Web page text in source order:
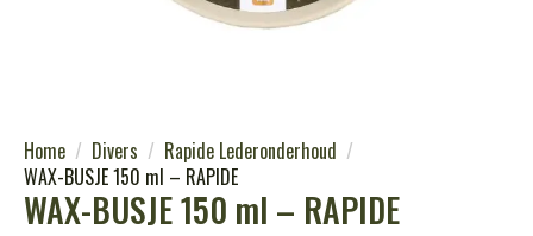
Home Divers
Rapide Lederonderhoud
WAX-BUSJE 150 ml – RAPIDE
WAX-BUSJE 150 ml – RAPIDE